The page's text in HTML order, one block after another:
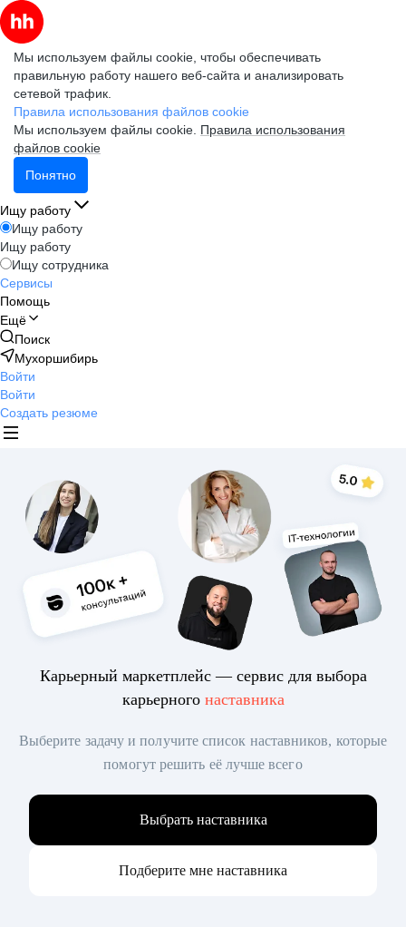
Мы используем файлы cookie, чтобы обеспечивать
правильную работу нашего веб-сайта и анализировать
сетевой трафик.
Правила использования файлов cookie
Мы используем файлы cookie. Правила использования
файлов cookie
Понятно
Ищу работу
Ищу работу
Ищу работу
Ищу сотрудника
Сервисы
Помощь
Ещё
Поиск
Мухоршибирь
Войти
Войти
Создать резюме
Карьерный маркетплейс — сервис для выбора
карьерного наставника
Выберите задачу и получите список наставников, которые
помогут решить её лучше всего
Выбрать наставника
Подберите мне наставника